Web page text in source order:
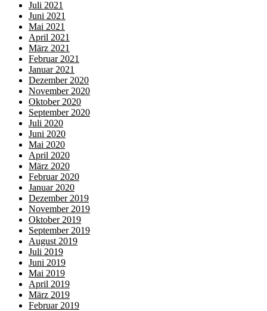
Juli 2021
Juni 2021
Mai 2021
April 2021
März 2021
Februar 2021
Januar 2021
Dezember 2020
November 2020
Oktober 2020
September 2020
Juli 2020
Juni 2020
Mai 2020
April 2020
März 2020
Februar 2020
Januar 2020
Dezember 2019
November 2019
Oktober 2019
September 2019
August 2019
Juli 2019
Juni 2019
Mai 2019
April 2019
März 2019
Februar 2019